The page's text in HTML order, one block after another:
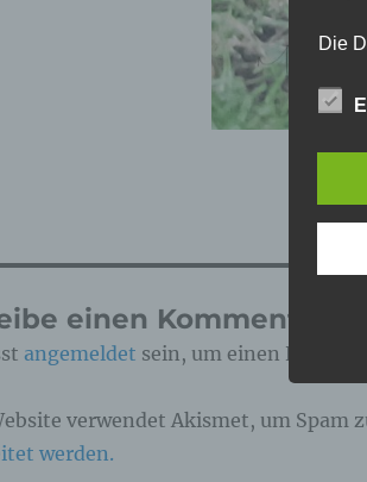
einen Kommentar
angemeldet sein, um einen
verwendet Akismet, um Spam
werden.
Die
dies
Wir